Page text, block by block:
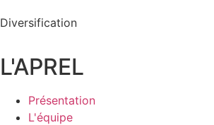
Diversification
L'APREL
Présentation
L'équipe